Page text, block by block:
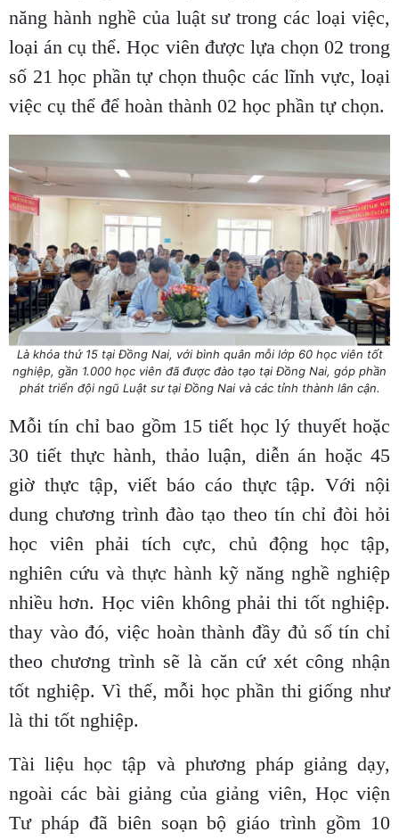
năng hành nghề của luật sư trong các loại việc,
loại án cụ thể. Học viên được lựa chọn 02 trong
số 21 học phần tự chọn thuộc các lĩnh vực, loại
việc cụ thể để hoàn thành 02 học phần tự chọn.
Là khóa thứ 15 tại Đồng Nai, với bình quân mỗi lớp 60 học viên tốt
nghiệp, gần 1.000 học viên đã được đào tạo tại Đồng Nai, góp phần
phát triển đội ngũ Luật sư tại Đồng Nai và các tỉnh thành lân cận.
Mỗi tín chỉ bao gồm 15 tiết học lý thuyết hoặc
30 tiết thực hành, thảo luận, diễn án hoặc 45
giờ thực tập, viết báo cáo thực tập. Với nội
dung chương trình đào tạo theo tín chỉ đòi hỏi
học viên phải tích cực, chủ động học tập,
nghiên cứu và thực hành kỹ năng nghề nghiệp
nhiều hơn. Học viên không phải thi tốt nghiệp.
thay vào đó, việc hoàn thành đầy đủ số tín chỉ
theo chương trình sẽ là căn cứ xét công nhận
tốt nghiệp. Vì thế, mỗi học phần thi giống như
là thi tốt nghiệp.
Tài liệu học tập và phương pháp giảng dạy,
ngoài các bài giảng của giảng viên, Học viện
Tư pháp đã biên soạn bộ giáo trình gồm 10